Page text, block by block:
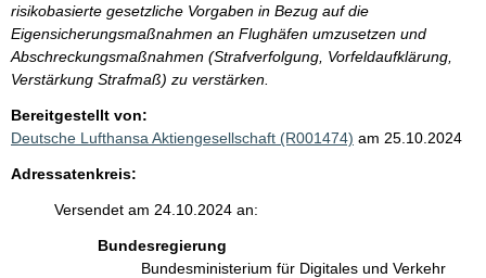
risikobasierte gesetzliche Vorgaben in Bezug auf die
Eigensicherungsmaßnahmen an Flughäfen umzusetzen und
Abschreckungsmaßnahmen (Strafverfolgung, Vorfeldaufklärung,
Verstärkung Strafmaß) zu verstärken.
Bereitgestellt von:
Deutsche Lufthansa Aktiengesellschaft (R001474) am 25.10.2024
Adressatenkreis:
Versendet am 24.10.2024 an:
Bundesregierung
Bundesministerium für Digitales und Verkehr